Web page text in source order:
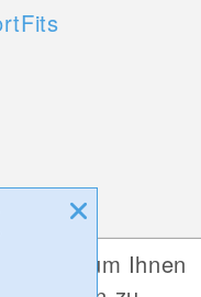
Web
um Ihnen